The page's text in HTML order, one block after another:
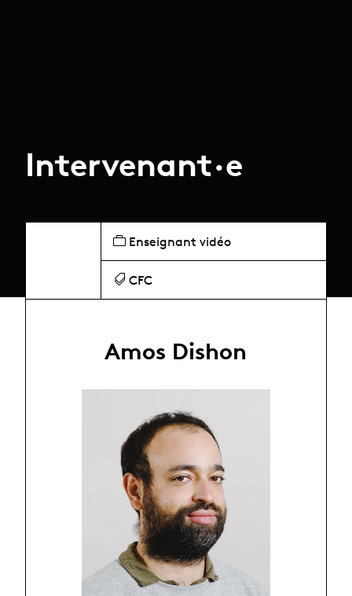
Intervenant·e
Enseignant vidéo
CFC
Amos Dishon